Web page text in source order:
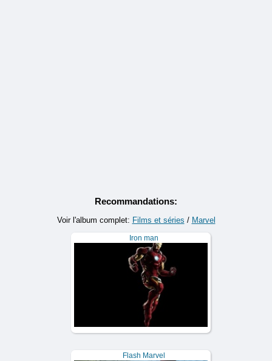
Recommandations:
Voir l'album complet: Films et séries / Marvel
Iron man
Flash Marvel